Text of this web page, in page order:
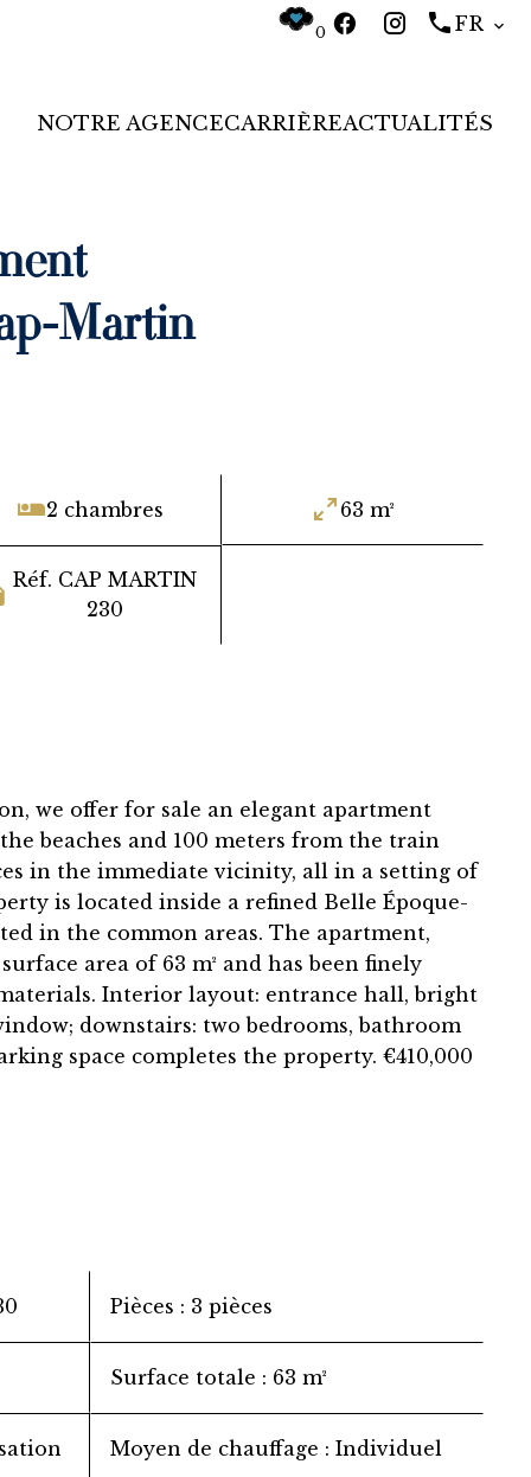
0 FR
NOTRE AGENCECARRIÈREACTUALITÉS
Martin
2 chambres 63 m²
Réf. CAP MARTIN
230
we offer for sale an elegant apartment
beaches and 100 meters from the train
in the immediate vicinity, all in a setting of
is located inside a refined Belle Époque-
in the common areas. The apartment,
area of 63 m² and has been finely
Interior layout: entrance hall, bright
downstairs: two bedrooms, bathroom
space completes the property. €410,000
Pièces 3 pièces
Surface totale 63 m²
Moyen de chauffage Individuel